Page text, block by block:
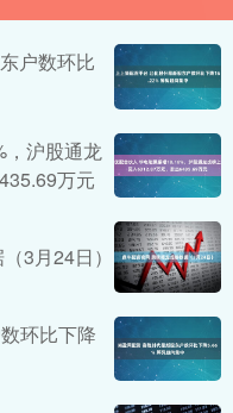
户数环比
，沪股通龙
万元
3月24日）
环比下降